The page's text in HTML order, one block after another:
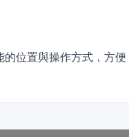
位置與操作方式，方便